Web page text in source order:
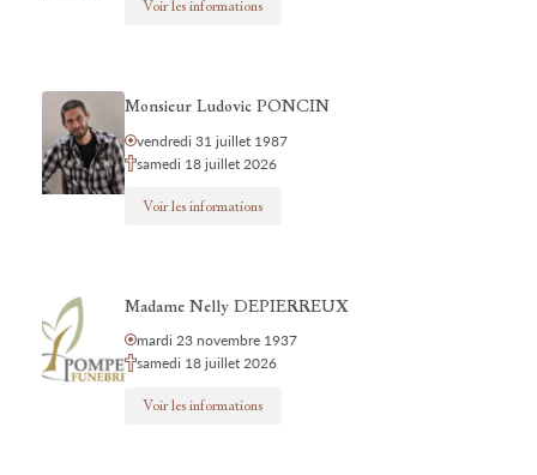
Voir les informations
Monsieur Ludovic PONCIN
vendredi 31 juillet 1987
samedi 18 juillet 2026
Voir les informations
Madame Nelly DEPIERREUX
mardi 23 novembre 1937
samedi 18 juillet 2026
Voir les informations